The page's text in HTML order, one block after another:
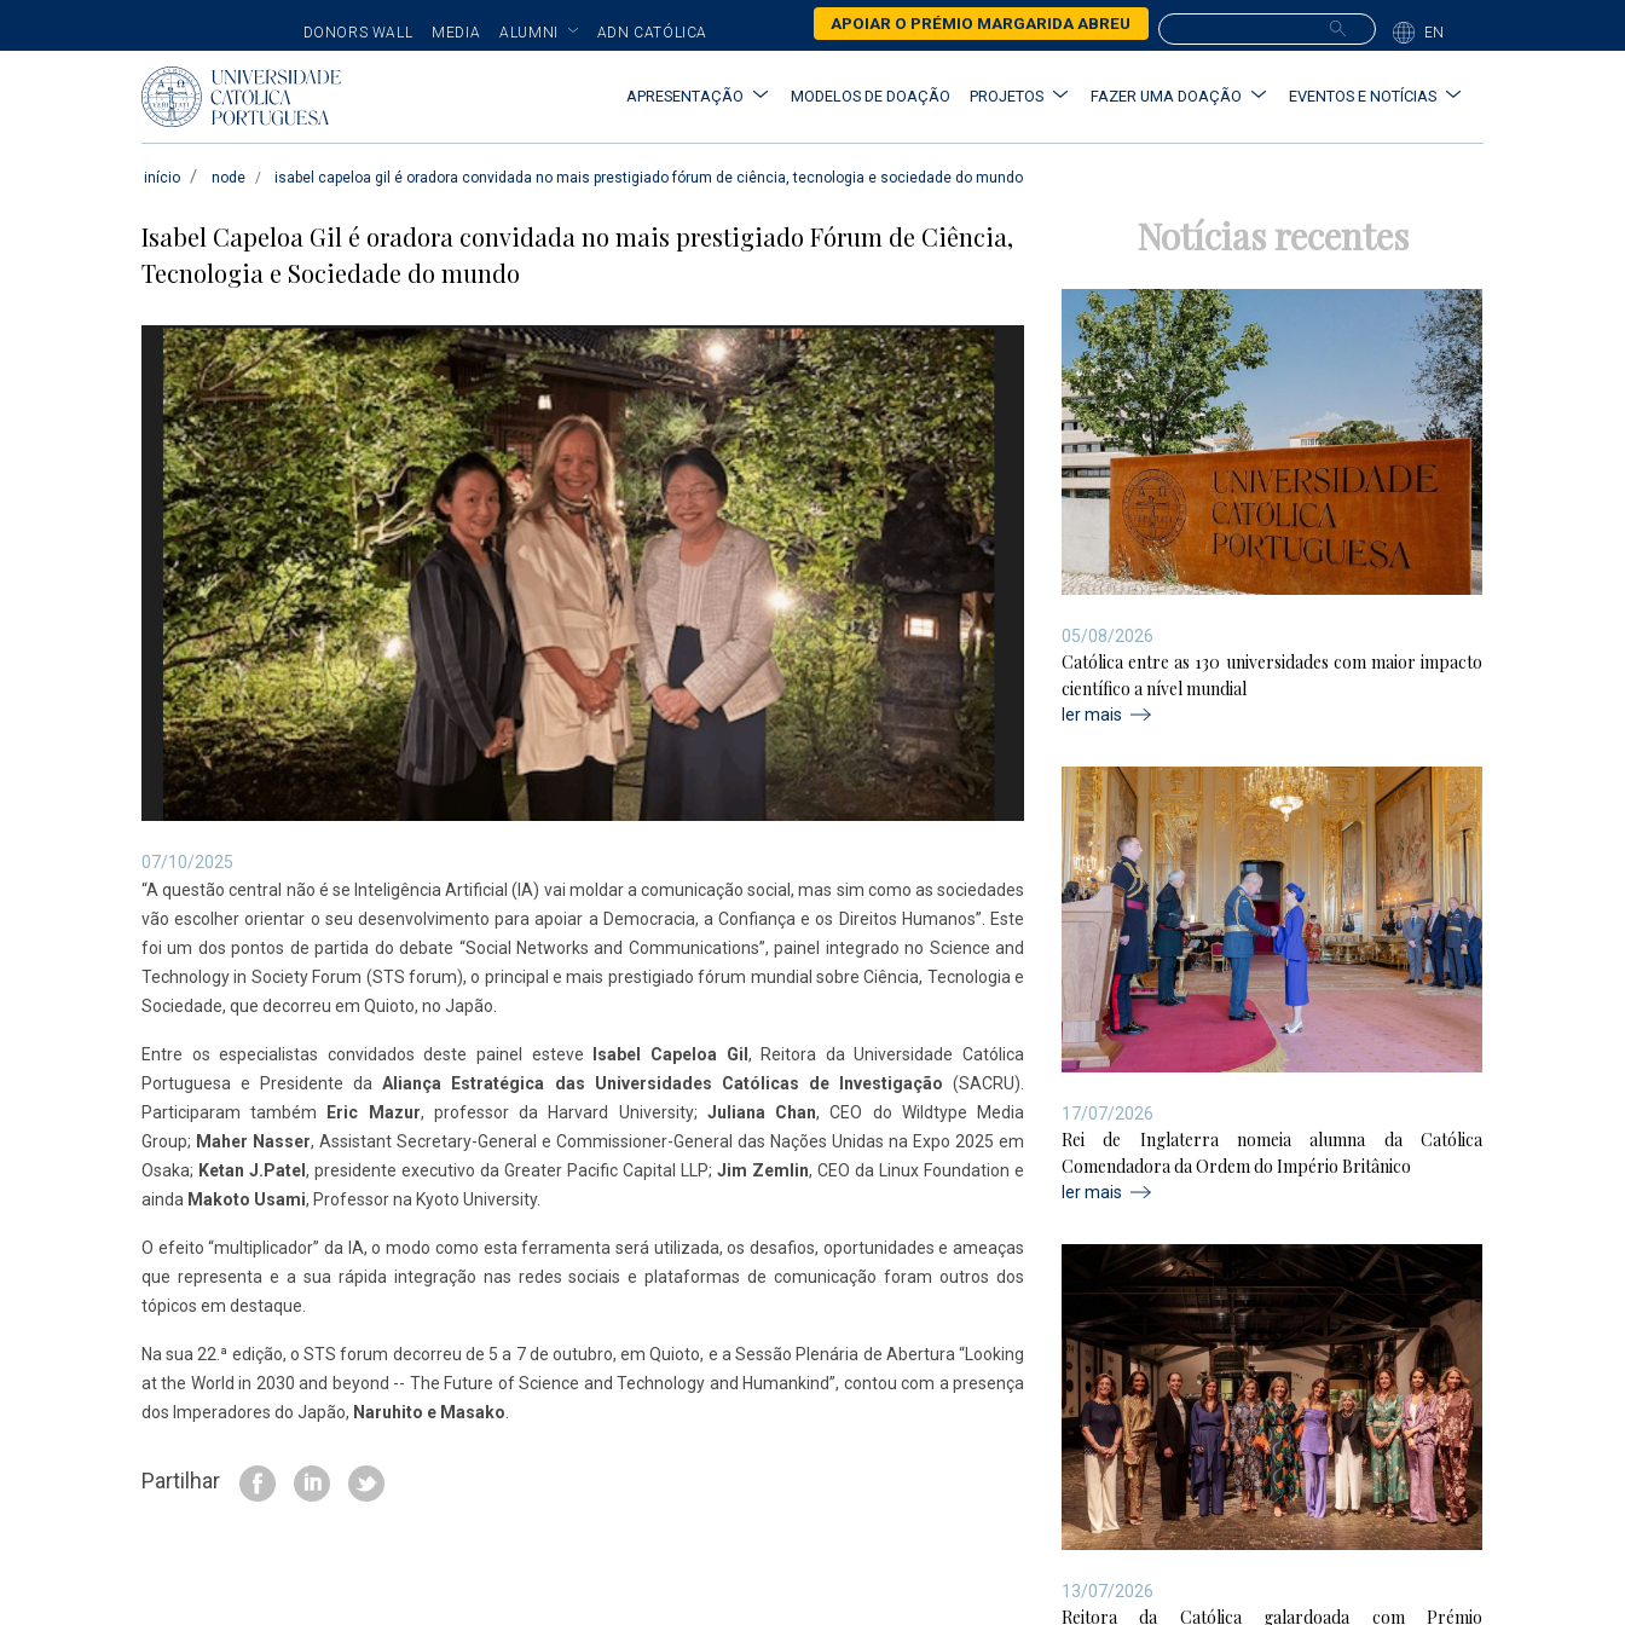
Skip
to
content
SECONDARY
MENU
DONORS WALL MEDIA ALUMNI ADN CATÓLICA APOIAR O PRÉMIO MARGARIDA ABREU EN
Main
navigation
APRESENTAÇÃO MODELOS DE DOAÇÃO PROJETOS FAZER UMA DOAÇÃO EVENTOS E NOTÍCIAS
início node isabel capeloa gil é oradora convidada no mais prestigiado fórum de ciência, tecnologia e sociedade do mundo
Isabel Capeloa Gil é oradora convidada no mais prestigiado Fórum de Ciência,
Tecnologia e Sociedade do mundo
07/10/2025
“A questão central não é se Inteligência Artificial (IA) vai moldar a comunicação social, mas sim como as sociedades
vão escolher orientar o seu desenvolvimento para apoiar a Democracia, a Confiança e os Direitos Humanos”. Este
foi um dos pontos de partida do debate “Social Networks and Communications”, painel integrado no Science and
Technology in Society Forum (STS forum), o principal e mais prestigiado fórum mundial sobre Ciência, Tecnologia e
Sociedade, que decorreu em Quioto, no Japão.
Entre os especialistas convidados deste painel esteve Isabel Capeloa Gil , Reitora da Universidade Católica
Portuguesa e Presidente daAliança Estratégica das Universidades Católicas de Investigação (SACRU).
Participaram também
Eric Mazur, professor da Harvard University; Juliana Chan, CEO do Wildtype Media
Group; Maher Nasser, Assistant Secretary-General e Commissioner-General das Nações Unidas na Expo 2025 em
Osaka; Ketan J.Patel, presidente executivo da Greater Pacific Capital LLP;Jim Zemlin, CEO da Linux Foundation e
ainda Makoto Usami, Professor na Kyoto University.
O efeito “multiplicador” da IA, o modo como esta ferramenta será utilizada, os desafios, oportunidades e ameaças
que representa e a sua rápida integração nas redes sociais e plataformas de comunicação foram outros dos
tópicos em destaque.
Na sua 22.ª edição, o STS forum decorreu de 5 a 7 de outubro, em Quioto, e a Sessão Plenária de Abertura “Looking
at the World in 2030 and beyond -- The Future of Science and Technology and Humankind”, contou com a presença
dos Imperadores do Japão, Naruhito e Masako
Partilhar
Notícias recentes
05/08/2026
Católica entre as 130 universidades com maior impacto
científico a nível mundial
ler mais
17/07/2026
Rei de Inglaterra nomeia alumna da Católica
Comendadora da Ordem do Império Britânico
ler mais
13/07/2026
Reitora da Católica galardoada com Prémio